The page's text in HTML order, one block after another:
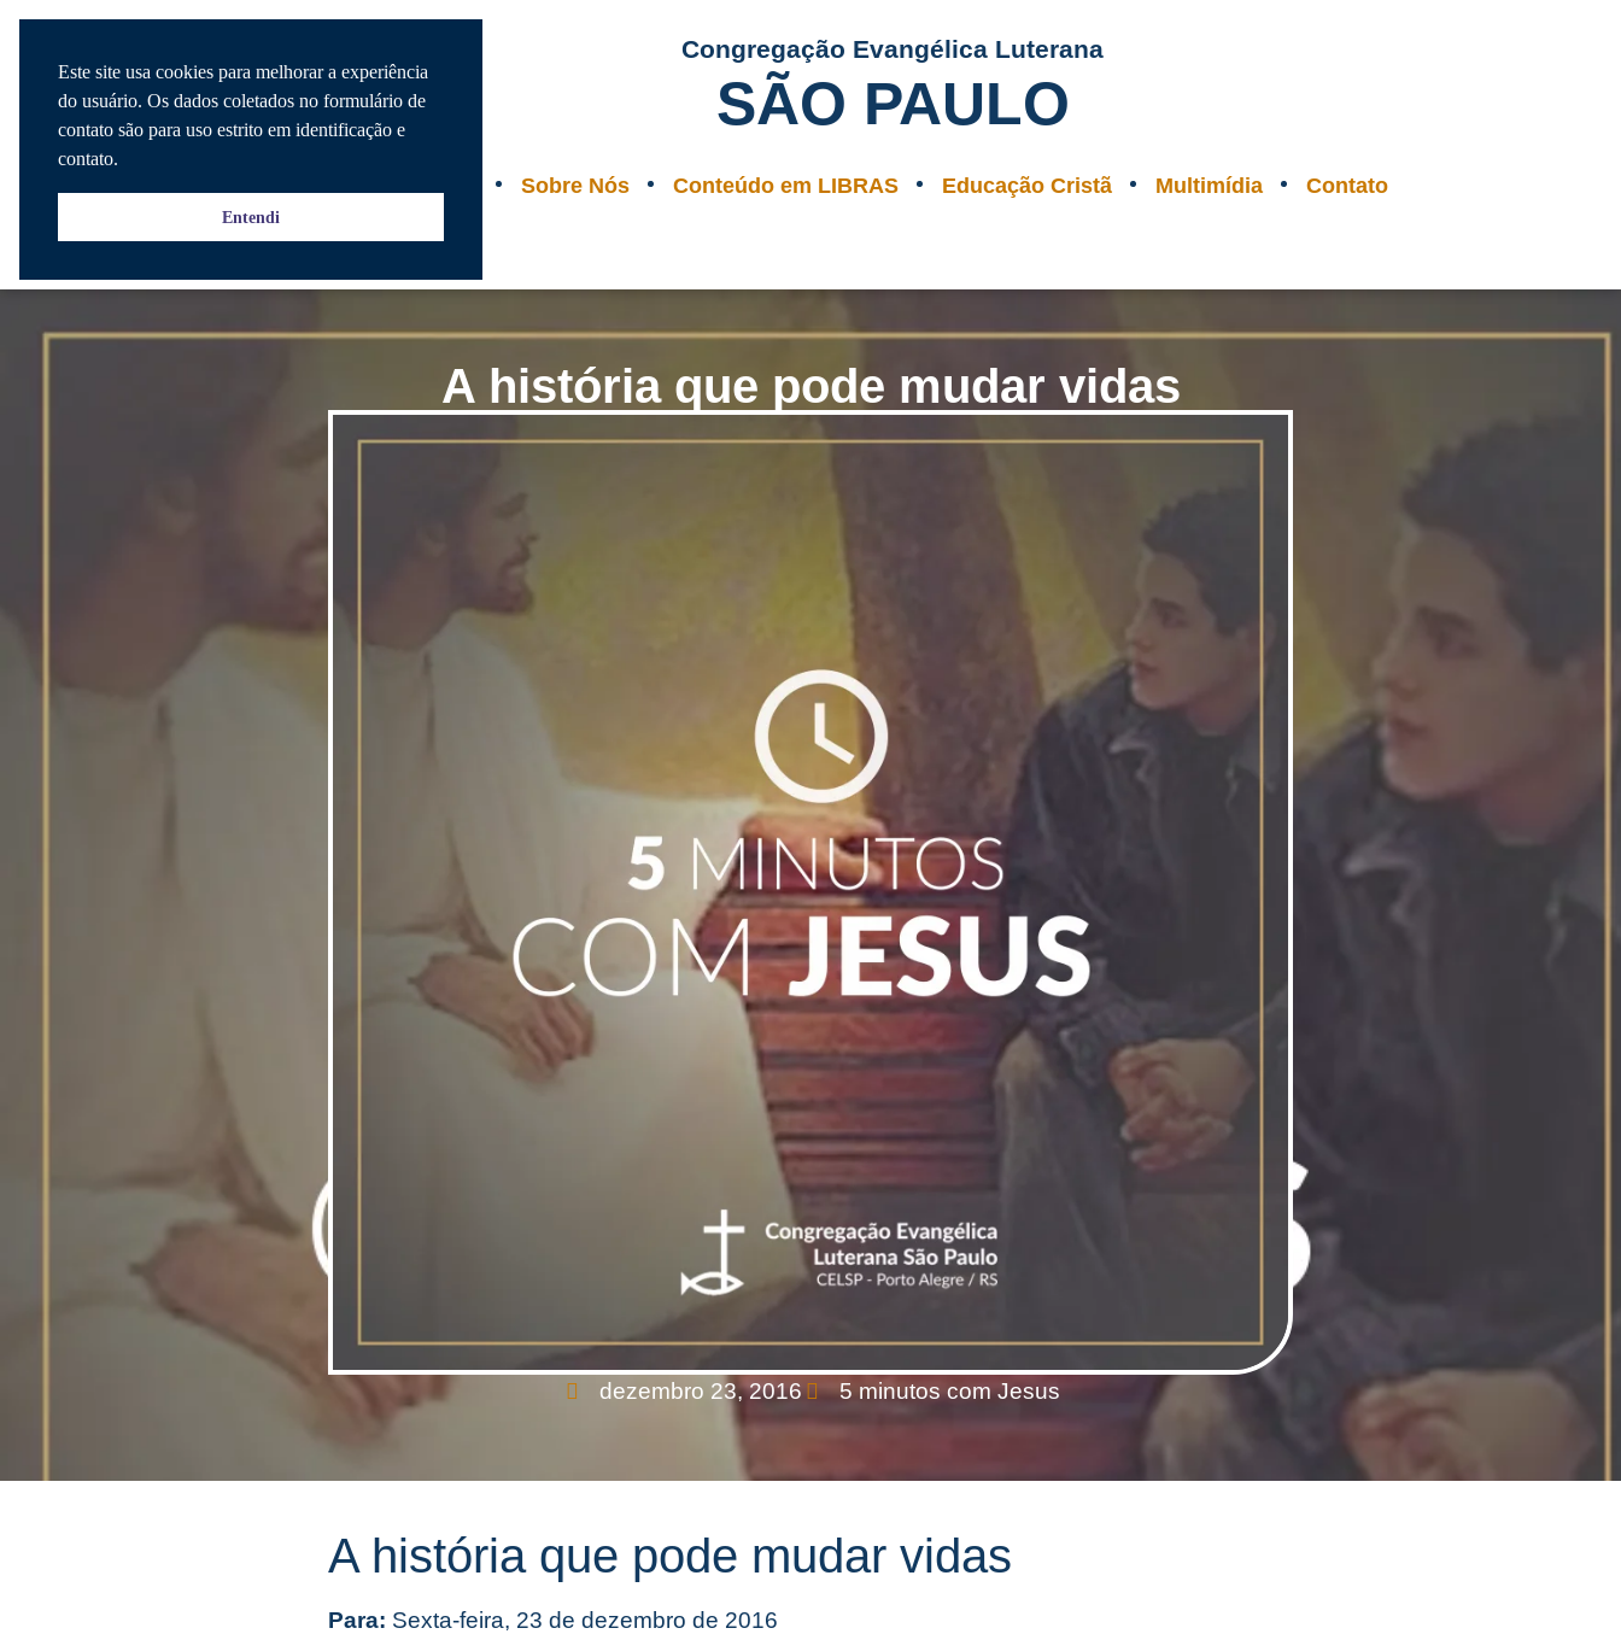
Congregação Evangélica Luterana
SÃO PAULO
Sobre Nós Conteúdo em LIBRAS Educação Cristã Multimídia Contato
A história que pode mudar vidas
dezembro 23, 2016 5 minutos com Jesus
A história que pode mudar vidas
Para: Sexta-feira, 23 de dezembro de 2016
Este site usa cookies para melhorar a experiência
do usuário. Os dados coletados no formulário de
contato são para uso estrito em identificação e
contato.
Entendi